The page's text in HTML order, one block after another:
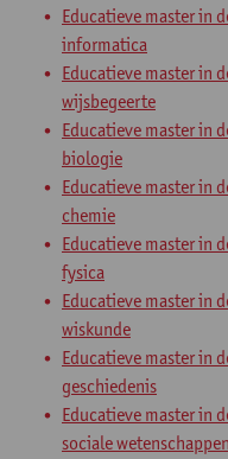
Educatieve master in
informatica
Educatieve master in
wijsbegeerte
Educatieve master in
biologie
Educatieve master in
chemie
Educatieve master in
fysica
Educatieve master in
wiskunde
Educatieve master in
geschiedenis
Educatieve master in
sociale wetenschappen